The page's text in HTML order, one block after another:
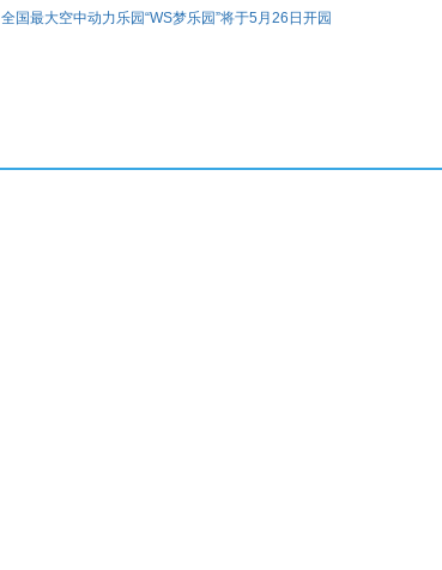
全国最大空中动力乐园“WS梦乐园”将于5月26日开园